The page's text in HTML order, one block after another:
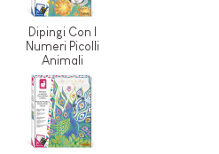
Dipingi Con I
Numeri Picolli
Animali